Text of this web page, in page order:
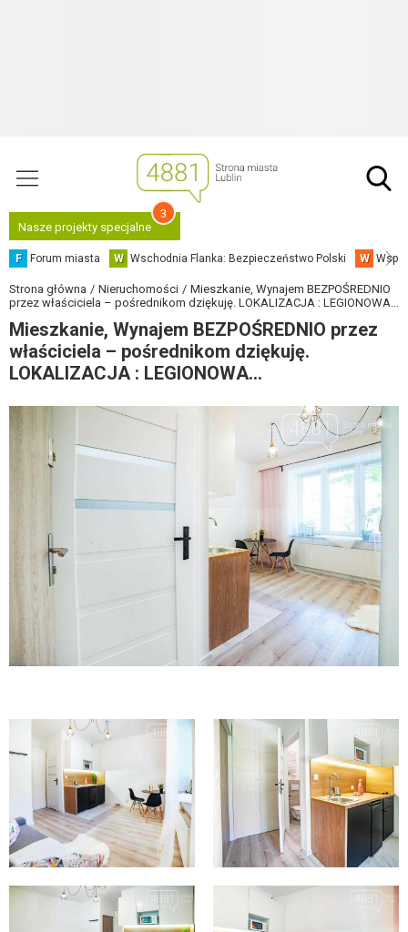
Nasze projekty specjalne
3
F Forum miasta W Wschodnia Flanka: Bezpieczeństwo Polski W
Strona główna Nieruchomości
Mieszkanie, Wynajem BEZPOŚREDNIO
przez właściciela – pośrednikom dziękuję. LOKALIZACJA : LEGIONOWA...
Mieszkanie, Wynajem BEZPOŚREDNIO przez
właściciela – pośrednikom dziękuję.
LOKALIZACJA : LEGIONOWA...